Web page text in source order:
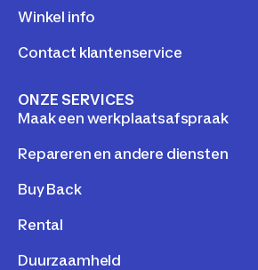
Winkel info
Contact klantenservice
ONZE SERVICES
Maak een werkplaatsafspraak
Repareren en andere diensten
Buy Back
Rental
Duurzaamheld